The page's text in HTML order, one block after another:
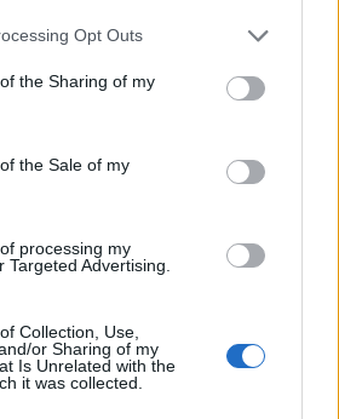
Opt Outs
the Sharing of my
the Sale of my
processing my
Targeted Advertising.
Collection, Use,
or Sharing of my
Is Unrelated with the
it was collected.
Publicidad